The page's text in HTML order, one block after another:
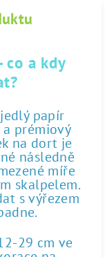
co a kdy
papír
prémiový
na dort je
následně
míře
skalpelem.
s výřezem
29 cm ve